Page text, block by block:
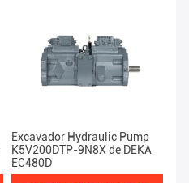
Excavador Hydraulic Pump
K5V200DTP-9N8X de DEKA
EC480D